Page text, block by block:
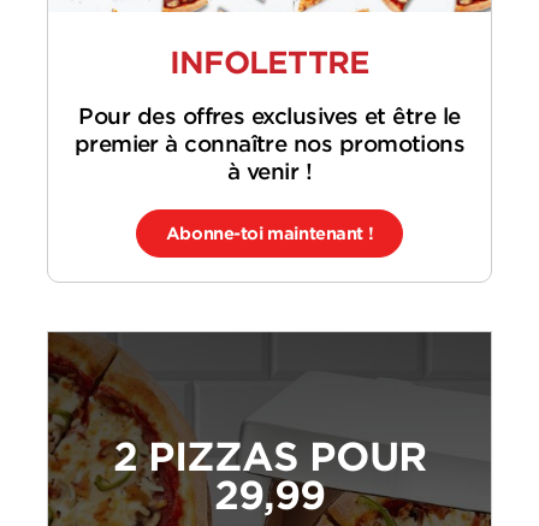
INFOLETTRE
Pour des offres exclusives et être le
premier à connaître nos promotions
à venir !
Abonne-toi maintenant !
2 PIZZAS POUR
29,99